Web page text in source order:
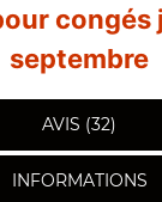
congés
septembre
AVIS (32)
INFORMATIONS